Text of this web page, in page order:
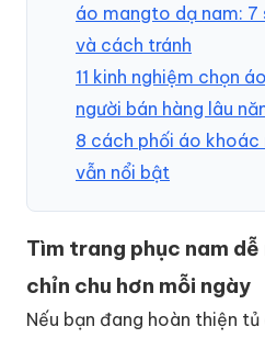
áo mangto dạ nam: 7
và cách tránh
11 kinh nghiệm chọn
người bán hàng lâu
8 cách phối áo khoác
vẫn nổi bật
Tìm trang phục nam
chỉn chu hơn mỗi ngày
Nếu bạn đang hoàn thiện